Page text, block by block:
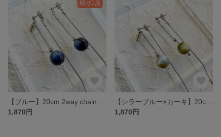
残り1点
1,870円
1,870円